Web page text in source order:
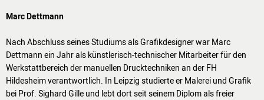
Marc Dettmann
Nach Abschluss seines Studiums als Grafikdesigner war Marc
Dettmann ein Jahr als künstlerisch-technischer Mitarbeiter für den
Werkstattbereich der manuellen Drucktechniken an der FH
Hildesheim verantwortlich. In Leipzig studierte er Malerei und Grafik
bei Prof. Sighard Gille und lebt dort seit seinem Diplom als freier